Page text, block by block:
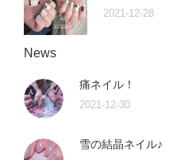
2021-12-28
News
痛ネイル！
2021-12-30
雪の結晶ネイル♪